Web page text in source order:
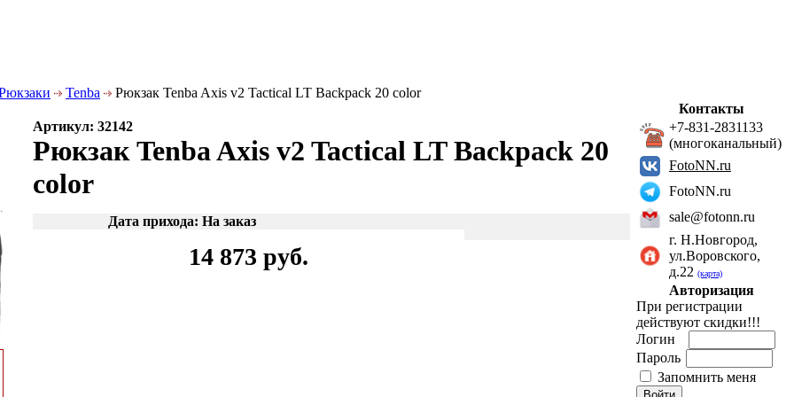
Tenba Рюкзак Tenba Axis v2 Tactical LT Backpack 20 color
Артикул: 32142
Рюкзак Tenba Axis v2 Tactical LT Backpack 20
color
Дата прихода: На заказ
14 873 руб.
Контакты
+7-831-2831133
(многоканальный)
FotoNN.ru
FotoNN.ru
sale@fotonn.ru
г. Н.Новгород,
ул.Воровского,
д.22 (карта)
Авторизация
При регистрации
действуют скидки!!!
Логин
Пароль
Запомнить меня